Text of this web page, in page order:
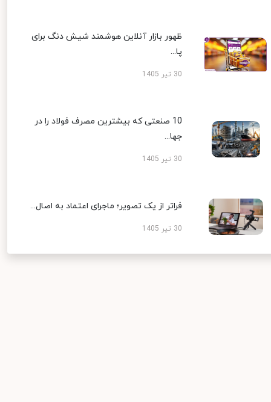
ظهور بازار آنلاین هوشمند شیش دنگ برای
پا...
30 تیر 1405
10 صنعتی که بیشترین مصرف فولاد را در
جها...
30 تیر 1405
فراتر از یک تصویر؛ ماجرای اعتماد به اصال...
30 تیر 1405